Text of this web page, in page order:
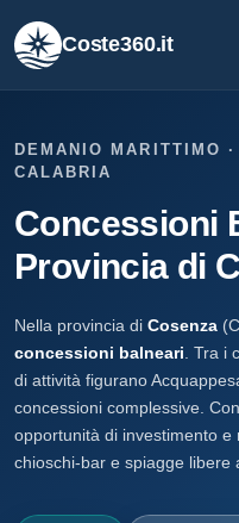
Coste360.it
DEMANIO MARITTIMO
CALABRIA
Concessioni
Provincia di
Nella provincia di Cosenza
concessioni balneari . Tra
di attività figurano
concessioni complessive.
opportunità di investimento e
chioschi-bar e spiagge libere